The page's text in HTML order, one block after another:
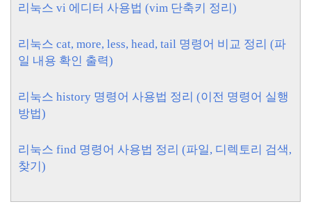
리눅스 vi 에디터 사용법 (vim 단축키 정리)
리눅스 cat, more, less, head, tail 명령어 비교 정리 (파
일 내용 확인 출력)
리눅스 history 명령어 사용법 정리 (이전 명령어 실행
방법)
리눅스 find 명령어 사용법 정리 (파일, 디렉토리 검색,
찾기)